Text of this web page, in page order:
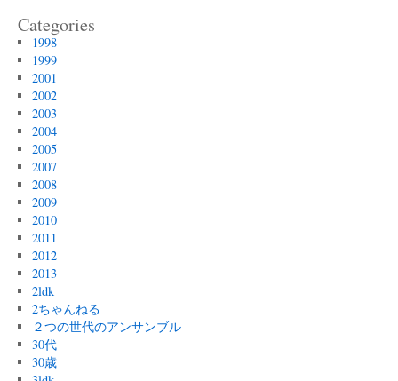
Categories
1998
1999
2001
2002
2003
2004
2005
2007
2008
2009
2010
2011
2012
2013
2ldk
2ちゃんねる
２つの世代のアンサンブル
30代
30歳